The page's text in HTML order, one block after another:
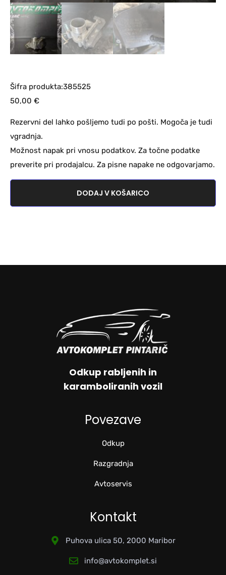
Šifra produkta:385525
50,00 €
Rezervni del lahko pošljemo tudi po pošti. Mogoča je tudi
vgradnja.
Možnost napak pri vnosu podatkov. Za točne podatke
preverite pri prodajalcu. Za pisne napake ne odgovarjamo.
DODAJ V KOŠARICO
Odkup rabljenih in
karamboliranih vozil
Povezave
Odkup
Razgradnja
Avtoservis
Kontakt
Puhova ulica 50, 2000 Maribor
info@avtokomplet.si